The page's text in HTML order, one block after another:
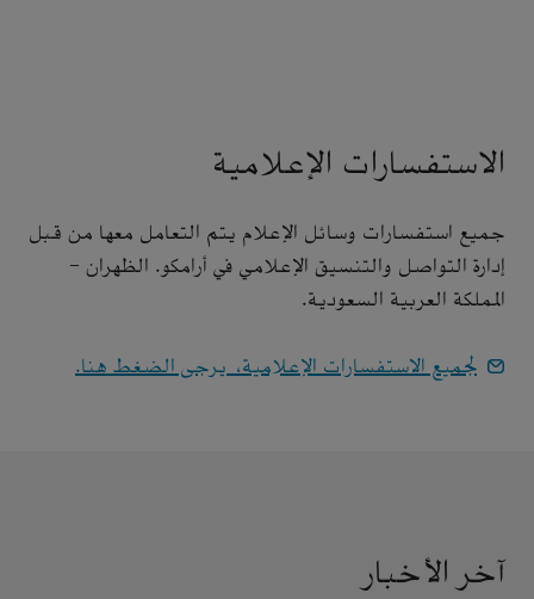
الاستفسارات الإعلامية
جميع استفسارات وسائل الإعلام يتم التعامل معها من قبل
إدارة التواصل والتنسيق الإعلامي في أرامكو. الظهران -
المملكة العربية السعودية.
لجميع الاستفسارات الإعلامية، يرجى الضغط هنا.
آخر الأخبار